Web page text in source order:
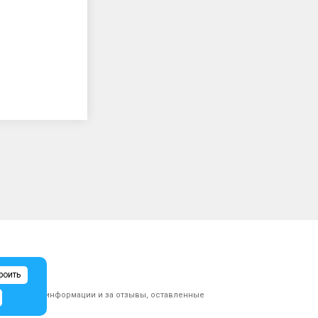
информации и за отзывы, оставленные